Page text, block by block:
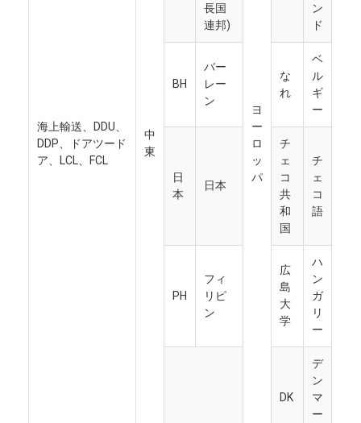
海上輸送、DDU、
DDP、ドアツード
ア、LCL、FCL
中
東
ヨ
ー
ロ
ッ
パ
長国
連邦)
ン
ド
BH
バー
レー
ン
な
れ
ベ
ル
ギ
ー
日
本
日本
チ
ェ
コ
共
和
国
チ
ェ
コ
語
PH
フィ
リピ
ン
広
島
大
学
ハ
ン
ガ
リ
ー
DK
デ
ン
マ
ー